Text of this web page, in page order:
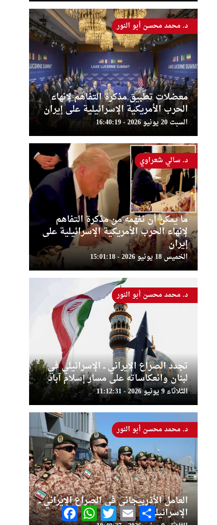
معضلات تطبيق مذكرة التفاهم لإنهاء
الحرب الأمريكية الإسرائيلية على إيران
السبت 20 يونيو 2026 - 16:40:19
د. محمد محسن أبو النور
ما يمكن أن نفهمه من مذكرة التفاهم
لإنهاء الحرب الأمريكية الإسرائيلية على
إيران
الخميس 18 يونيو 2026 - 15:01:18
د. سالي شعراوي
تجدد الصراع الإيراني ــ الإسرائيلي في
لبنان وانعكاساته على مسار إسلام آباد
الثلاثاء 9 يونيو 2026 - 11:12:31
د. محمد محسن أبو النور
العامل الأذربيجاني في الصراع الإيراني ــ
الإسرائيلي
د. محمد محسن أبو النور
FacebookWhatsAppTwitter Email Share